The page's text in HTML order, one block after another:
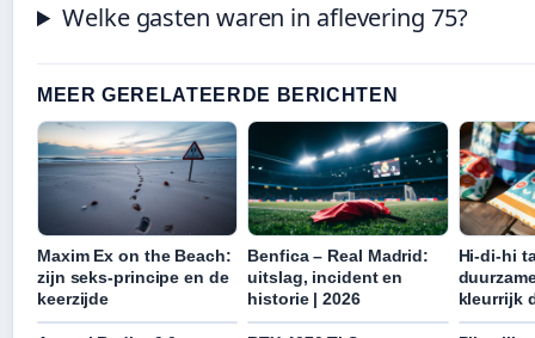
Welke gasten waren in aflevering 75?
MEER GERELATEERDE BERICHTEN
Maxim Ex on the Beach:
zijn seks-principe en de
keerzijde
Benfica – Real Madrid:
uitslag, incident en
historie | 2026
Hi-di-hi
kleurrijk